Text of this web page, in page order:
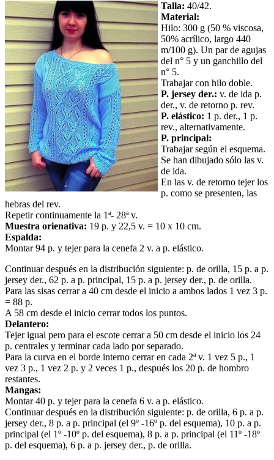
Talla: 40/42.
Material:
Hilo: 300 g (50 % viscosa,
50% acrílico, largo 440
m/100 g). Un par de agujas
del n° 5 y un ganchillo del
n° 5.
Trabajar con hilo doble.
P. jersey der.: v. de ida p.
der., v. de retorno p. rev.
P. elástico: 1 p. der., 1 p.
rev., alternativamente.
P. principal:
Trabajar según el esquema.
Se han dibujado sólo las v.
de ida.
En las v. de retorno tejer los
p. como se presenten, las
hebras del rev.
Repetir continuamente la 1ª- 28ª v.
Muestra orienativa: 19 p. y 22,5 v. = 10 x 10 cm.
Espalda:
Montar 94 p. y tejer para la cenefa 2 v. a p. elástico.
Continuar después en la distribución siguiente: p. de orilla, 15 p. a p.
jersey der., 62 p. a p. principal, 15 p. a p. jersey der., p. de orilla.
Para las sisas cerrar a 40 cm desde el inicio a ambos lados 1 vez 3 p.
= 88 p.
A 58 cm desde el inicio cerrar todos los puntos.
Delantero:
Tejer igual pero para el escote cerrar a 50 cm desde el inicio los 24
p. centrales y terminar cada lado por separado.
Para la curva en el borde interno cerrar en cada 2ª v. 1 vez 5 p., 1
vez 3 p., 1 vez 2 p. y 2 veces 1 p., después los 20 p. de hombro
restantes.
Mangas:
Montar 40 p. y tejer para la cenefa 6 v. a p. elástico.
Continuar después en la distribución siguiente: p. de orilla, 6 p. a p.
jersey der., 8 p. a p. principal (el 9º -16º p. del esquema), 10 p. a p.
principal (el 1º -10º p. del esquema), 8 p. a p. principal (el 11º -18º
p. del esquema), 6 p. a p. jersey der., p. de orilla.